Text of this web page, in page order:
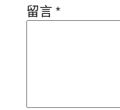
留言*